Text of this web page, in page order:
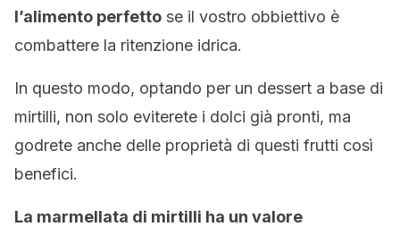
l’alimento perfetto se il vostro obbiettivo è
combattere la ritenzione idrica.
In questo modo, optando per un dessert a base di
mirtilli, non solo eviterete i dolci già pronti, ma
godrete anche delle proprietà di questi frutti così
benefici.
La marmellata di mirtilli ha un valore